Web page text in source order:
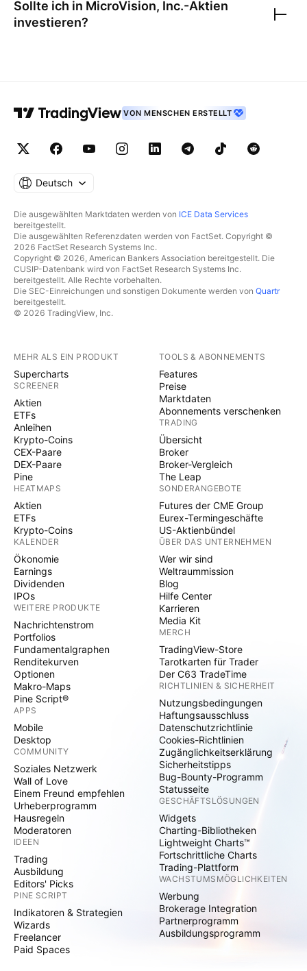
Sollte ich in MicroVision, Inc.-Aktien
investieren?
VON MENSCHEN ERSTELLT
Deutsch
Die ausgewählten Marktdaten werden von ICE Data Services
bereitgestellt.
Die ausgewählten Referenzdaten werden von FactSet. Copyright ©
2026 FactSet Research Systems Inc.
Copyright © 2026, American Bankers Association bereitgestellt. Die
CUSIP-Datenbank wird von FactSet Research Systems Inc.
bereitgestellt. Alle Rechte vorbehalten.
Die SEC-Einreichungen und sonstigen Dokumente werden von Quartr
bereitgestellt.
© 2026 TradingView, Inc.
MEHR ALS EIN PRODUKT
Supercharts
SCREENER
Aktien
ETFs
Anleihen
Krypto-Coins
CEX-Paare
DEX-Paare
Pine
HEATMAPS
Aktien
ETFs
Krypto-Coins
KALENDER
Ökonomie
Earnings
Dividenden
IPOs
WEITERE PRODUKTE
Nachrichtenstrom
Portfolios
Fundamentalgraphen
Renditekurven
Optionen
Makro-Maps
Pine Script®
APPS
Mobile
Desktop
COMMUNITY
Soziales Netzwerk
Wall of Love
Einem Freund empfehlen
Urheberprogramm
Hausregeln
Moderatoren
IDEEN
Trading
Ausbildung
Editors' Picks
PINE SCRIPT
Indikatoren & Strategien
Wizards
Freelancer
Paid Spaces
TOOLS & ABONNEMENTS
Features
Preise
Marktdaten
Abonnements verschenken
TRADING
Übersicht
Broker
Broker-Vergleich
The Leap
SONDERANGEBOTE
Futures der CME Group
Eurex-Termingeschäfte
US-Aktienbündel
ÜBER DAS UNTERNEHMEN
Wer wir sind
Weltraummission
Blog
Hilfe Center
Karrieren
Media Kit
MERCH
TradingView-Store
Tarotkarten für Trader
Der C63 TradeTime
RICHTLINIEN & SICHERHEIT
Nutzungsbedingungen
Haftungsausschluss
Datenschutzrichtlinie
Cookies-Richtlinien
Zugänglichkeitserklärung
Sicherheitstipps
Bug-Bounty-Programm
Statusseite
GESCHÄFTSLÖSUNGEN
Widgets
Charting-Bibliotheken
Lightweight Charts™
Fortschrittliche Charts
Trading-Plattform
WACHSTUMSMÖGLICHKEITEN
Werbung
Brokerage Integration
Partnerprogramm
Ausbildungsprogramm